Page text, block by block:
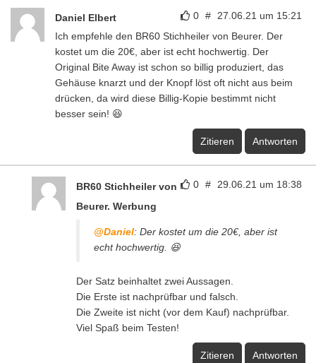
0 # 27.06.21 um 15:21
Daniel Elbert
Ich empfehle den BR60 Stichheiler von Beurer. Der
kostet um die 20€, aber ist echt hochwertig. Der
Original Bite Away ist schon so billig produziert, das
Gehäuse knarzt und der Knopf löst oft nicht aus beim
drücken, da wird diese Billig-Kopie bestimmt nicht
besser sein! 😆
Zitieren Antworten
0 # 29.06.21 um 18:38
BR60 Stichheiler von
Beurer. Werbung
@Daniel: Der kostet um die 20€, aber ist
echt hochwertig. 😆
Der Satz beinhaltet zwei Aussagen.
Die Erste ist nachprüfbar und falsch.
Die Zweite ist nicht (vor dem Kauf) nachprüfbar.
Viel Spaß beim Testen!
Zitieren Antworten